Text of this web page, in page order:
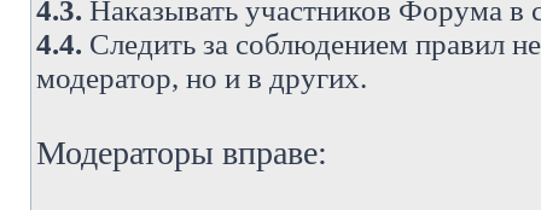
4.3. Наказывать участников Форума
4.4. Следить за соблюдением правил
модератор, но и в других.
Модераторы вправе: